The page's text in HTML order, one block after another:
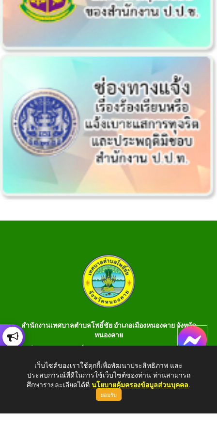
สำนักงานเทศบาลตำบลโพธิ์ชัย อำเภอเมืองหนองคาย จังหวัด
หนองคาย
990401 โทรสาร 042-990400
E-Saraban : saraban_05430106@dla.go.th
เว็บไซต์ของเราใช้คุกกี้เพื่อพัฒนาประสิทธิภาพ และ
ประสบการณ์ที่ดีในการใช้เว็บไซต์ของท่าน ท่านสามารถ
ศึกษารายละเอียดได้ที่ นโยบายคุ้มครองข้อมูลส่วนบุคคล.
ยอมรับ